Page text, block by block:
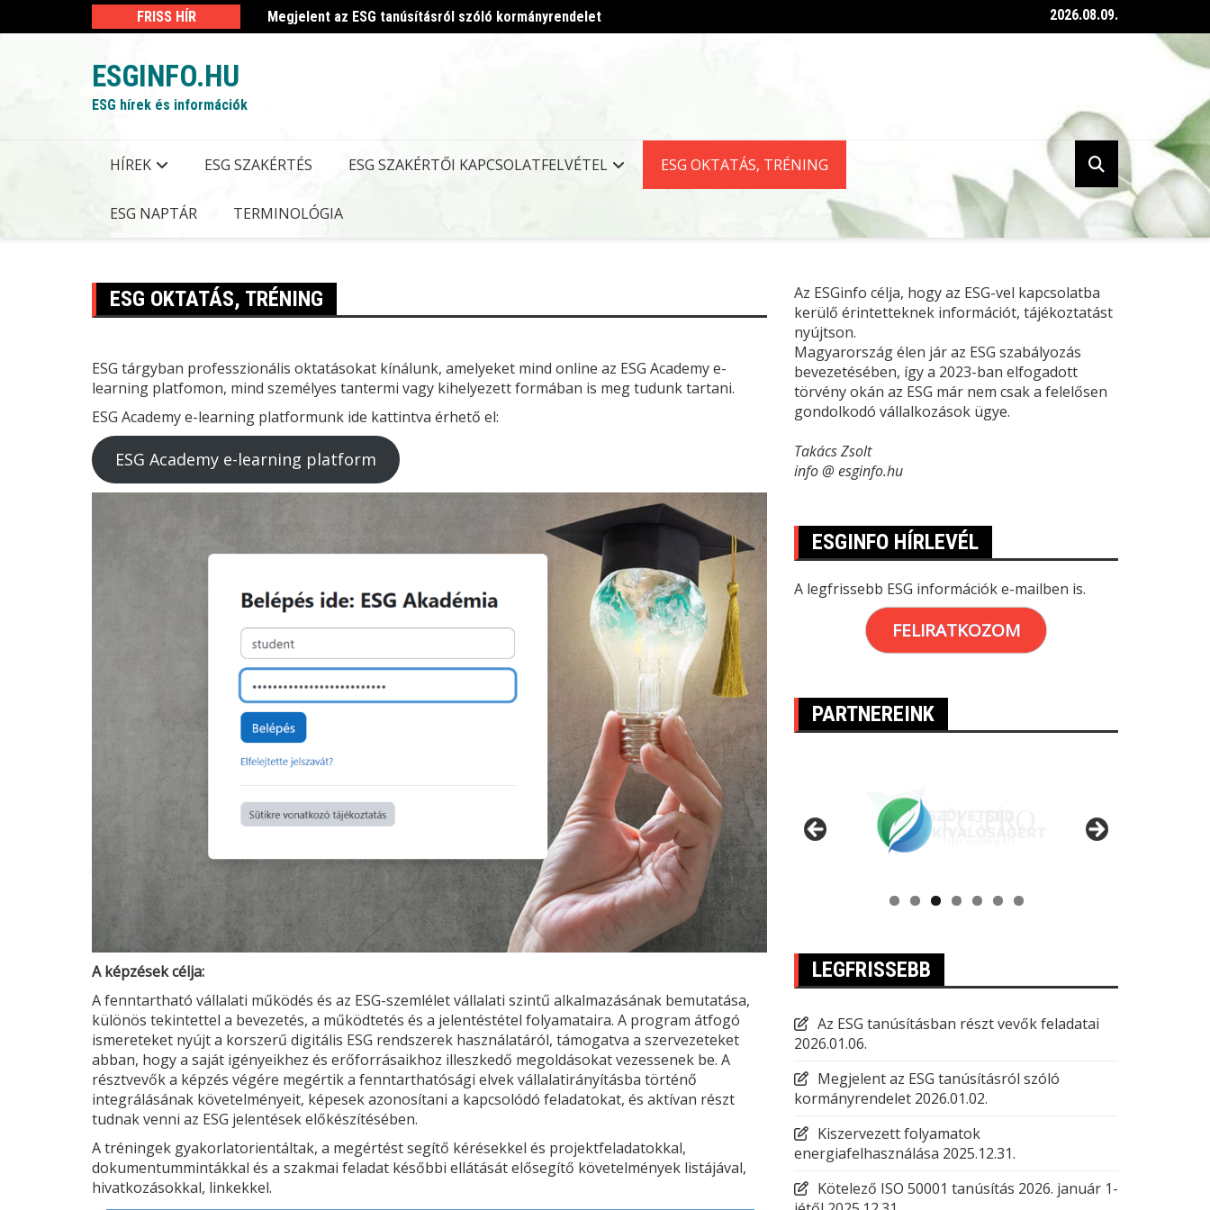
to
FRISS HÍR Megjelent az ESG tanúsításról szóló kormányrendelet Megjelent az ESG tanúsításról szóló kormányrendelet
2026.08.09.
ESGINFO.HU
ESG hírek és információk
HÍREK ESG SZAKÉRTÉS ESG SZAKÉRTŐI KAPCSOLATFELVÉTEL ESG OKTATÁS, TRÉNING
ESG NAPTÁR TERMINOLÓGIA
ESG OKTATÁS, TRÉNING
ESG tárgyban professzionális oktatásokat kínálunk, amelyeket mind online az ESG Academy e-
learning platfomon, mind személyes tantermi vagy kihelyezett formában is meg tudunk tartani.
ESG Academy e-learning platformunk ide kattintva érhető el:
ESG Academy e-learning platform
A képzések célja:
A fenntartható vállalati működés és az ESG-szemlélet vállalati szintű alkalmazásának bemutatása,
különös tekintettel a bevezetés, a működtetés és a jelentéstétel folyamataira. A program átfogó
ismereteket nyújt a korszerű digitális ESG rendszerek használatáról, támogatva a szervezeteket
abban, hogy a saját igényeikhez és erőforrásaikhoz illeszkedő megoldásokat vezessenek be. A
résztvevők a képzés végére megértik a fenntarthatósági elvek vállalatirányításba történő
integrálásának követelményeit, képesek azonosítani a kapcsolódó feladatokat, és aktívan részt
tudnak venni az ESG jelentések előkészítésében.
A tréningek gyakorlatorientáltak, a megértést segítő kérésekkel és projektfeladatokkal,
dokumentummintákkal és a szakmai feladat későbbi ellátását elősegítő követelmények listájával,
hivatkozásokkal, linkekkel.
Az ESGinfo célja, hogy az ESG-vel kapcsolatba
kerülő érintetteknek információt, tájékoztatást
nyújtson.
Magyarország élen jár az ESG szabályozás
bevezetésében, így a 2023-ban elfogadott
törvény okán az ESG már nem csak a felelősen
gondolkodó vállalkozások ügye.
Takács Zsolt
info @ esginfo.hu
ESGINFO HÍRLEVÉL
A legfrissebb ESG információk e-mailben is.
FELIRATKOZOM
PARTNEREINK
LEGFRISSEBB
Az ESG tanúsításban részt vevők feladatai
2026.01.06.
Megjelent az ESG tanúsításról szóló
kormányrendelet 2026.01.02.
Kiszervezett folyamatok
energiafelhasználása 2025.12.31.
Kötelező ISO 50001 tanúsítás 2026. január 1-